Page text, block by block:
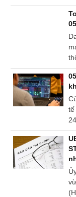
tế
chính
đầu
tư
Truyền
thông
tài
chính